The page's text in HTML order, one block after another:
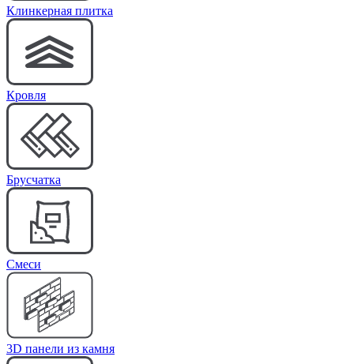
Клинкерная плитка
Кровля
Брусчатка
Cмеси
3D панели из камня